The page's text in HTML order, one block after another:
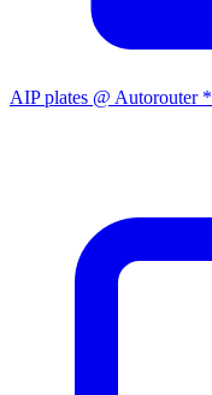
AIP plates @ Autorouter *